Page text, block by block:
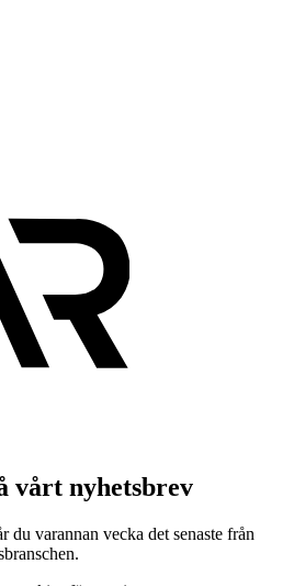
vårt nyhetsbrev
du varannan vecka det senaste från